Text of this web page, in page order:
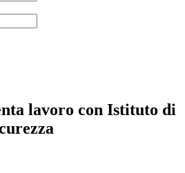
lavoro con Istituto di